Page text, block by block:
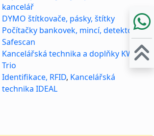
kancelář
DYMO štítkovače, pásky, štítky
Počítačky bankovek, mincí, detektory
Safescan
Kancelářská technika a doplňky KW-
Trio
Identifikace, RFID, Kancelářská
technika IDEAL